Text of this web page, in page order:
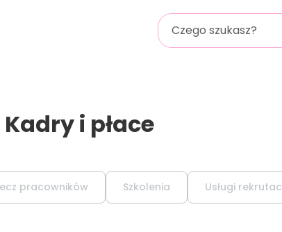
i płace
pracowników Szkolenia Usługi